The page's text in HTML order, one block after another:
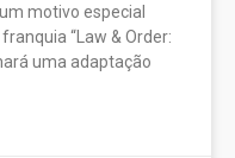
motivo especial
“Law & Order:
uma adaptação